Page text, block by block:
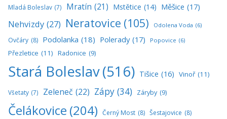
Mladá Boleslav (7) Mratín (21) Mstětice (14) Měšice (17)
Nehvizdy (27) Neratovice (105) Odolena Voda (6)
Ovčáry (8) Podolanka (18) Polerady (17) Popovice (6)
Přezletice (11) Radonice (9)
Stará Boleslav(516) Tišice (16) Vinoř (11)
Všetaty (7) Zeleneč (22) Zápy (34) Záryby (9)
Čelákovice (204) Černý Most (8) Šestajovice (8)